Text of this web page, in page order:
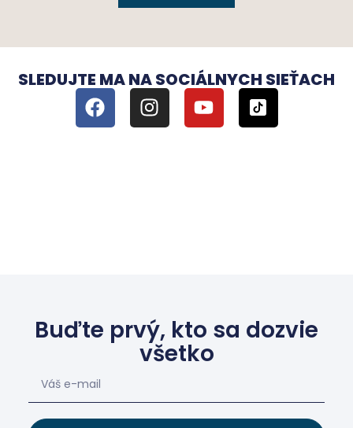
SLEDUJTE MA NA SOCIÁLNYCH SIEŤACH
Buďte prvý, kto sa dozvie
všetko